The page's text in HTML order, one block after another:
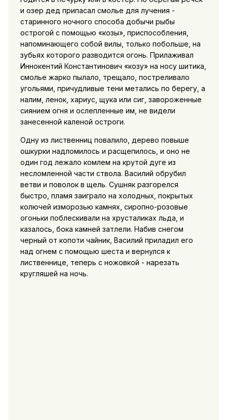
и озер дед припасал смолье для лучения -
старинного ночного способа добычи рыбы
острогой с помощью «козы», приспособления,
напоминающего собой вилы, только побольше, на
зубьях которого разводится огонь. Прилаживал
Иннокентий Константинович «козу» на носу шитика,
смолье жарко пылало, трещало, постреливало
угольями, причудливые тени метались по берегу, а
налим, ленок, хариус, щука или сиг, завороженные
сиянием огня и ослепленные им, не видели
занесенной каленой остроги.
Одну из лиственниц повалило, дерево повыше
ошкурки надломилось и расщепилось, и оно не
один год лежало комлем на крутой дуге из
несломленной части ствола. Василий обрубил
ветви и поволок в щель. Сушняк разгорелся
быстро, пламя заиграло на холодных, покрытых
колючей изморозью камнях, сиропно-розовые
огоньки поблескивали на хрусталиках льда, и
казалось, бока камней затлели. Набив снегом
черный от копоти чайник, Василий приладил его
над огнем с помощью шеста и вернулся к
лиственнице, теперь с ножовкой - нарезать
кругляшей на ночь.